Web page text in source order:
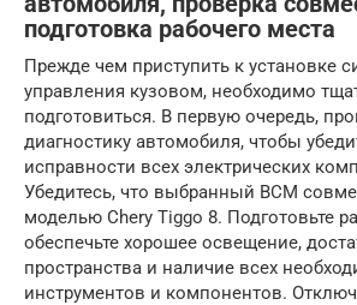
подготовка рабочего места
Прежде чем приступить к установке
управления кузовом, необходимо
подготовиться. В первую очередь,
диагностику автомобиля, чтобы
исправности всех электрических
Убедитесь, что выбранный BCM
моделью Chery Tiggo 8. Подготовьте
обеспечьте хорошее освещение,
пространства и наличие всех
инструментов и компонентов.